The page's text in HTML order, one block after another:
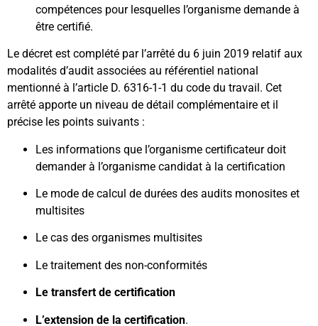
compétences pour lesquelles l’organisme demande à
être certifié.
Le décret est complété par l’arrêté du 6 juin 2019 relatif aux
modalités d’audit associées au référentiel national
mentionné à l’article D. 6316-1-1 du code du travail. Cet
arrêté apporte un niveau de détail complémentaire et il
précise les points suivants :
Les informations que l’organisme certificateur doit
demander à l’organisme candidat à la certification
Le mode de calcul de durées des audits monosites et
multisites
Le cas des organismes multisites
Le traitement des non-conformités
Le transfert de certification
L’extension de la certification.